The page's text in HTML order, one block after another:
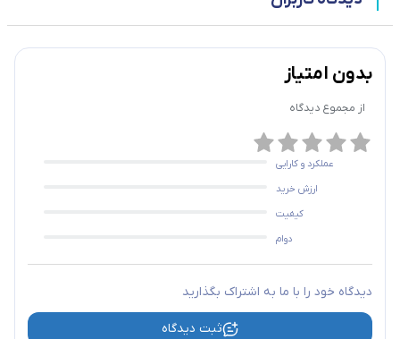
بدون امتیاز
از مجموع دیدگاه
عملکرد و کارایی
ارزش خرید
کیفیت
دوام
دیدگاه خود را با ما به اشتراک بگذارید
ثبت دیدگاه